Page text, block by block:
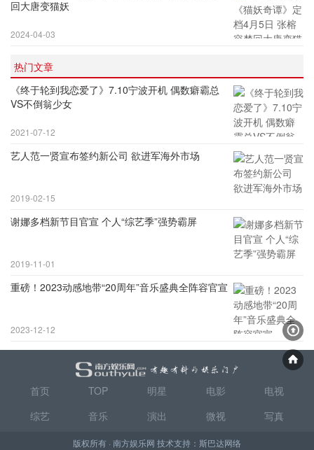
回大唐变猫妖
2024-04-03
热门文章
《终于轮到我恋爱了》7.10宁波开机 偶数癖霸总
VS不倒翁少女
2021-07-12
艺人范一贤宣布签约新公司 欲进军海外市场
2019-02-15
谢娜多档新节目官宣 个人“综艺季”强势霸屏
2019-11-01
重磅！2023动感地带“20周年”音乐盛典全阵容官宣
2023-12-12
首页 TOP 明星 电影
电视
综艺
音乐 演出 微视 写真
版权所有 · 南方娱乐网 技术支持： 斯巴达网络